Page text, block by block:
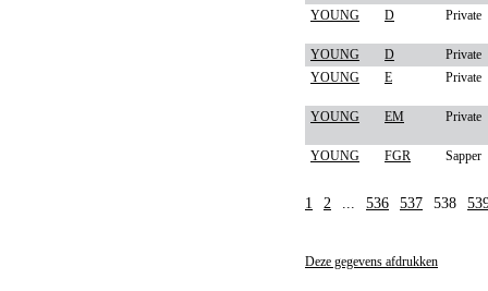
YOUNG D Private
YOUNG D
Private
YOUNG
E Private
YOUNG EM Private
YOUNG FGR Sapper
1 2 ... 536 537 538
Deze gegevens afdrukken